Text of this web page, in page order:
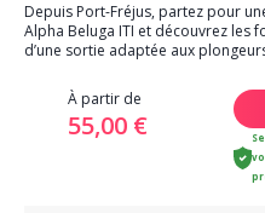
Depuis Port-Fréjus, partez pour
Alpha Beluga ITI et découvrez les
d’une sortie adaptée aux
À partir de
55,00 €